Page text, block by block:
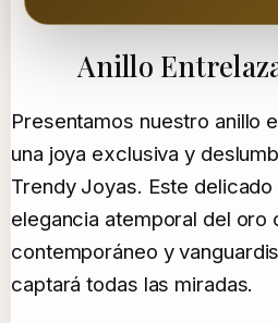
Anillo
Presentamos nuestro anillo
una joya exclusiva y
Trendy Joyas. Este
elegancia atemporal del oro
contemporáneo y
captará todas las miradas.